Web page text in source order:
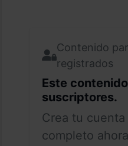
Contenido
registrados
Este
suscriptores.
Crea tu cuenta
completo